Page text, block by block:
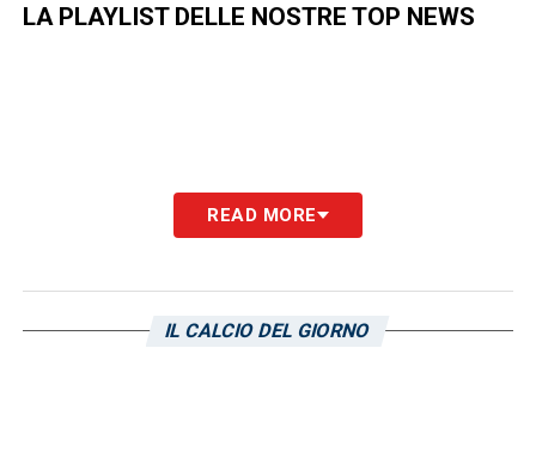
LA PLAYLIST DELLE NOSTRE TOP NEWS
READ MORE
IL CALCIO DEL GIORNO